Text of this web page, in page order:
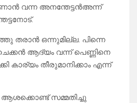
വന്ന അനന്തേട്ടൻഅന്ന്
തരാൻ ഒന്നുമില്ല. പിന്നെ
ആദ്യം വന്ന് പെണ്ണിനെ
കാര്യം തീരുമാനിക്കാം എന്ന്
സമ്മതിച്ചു